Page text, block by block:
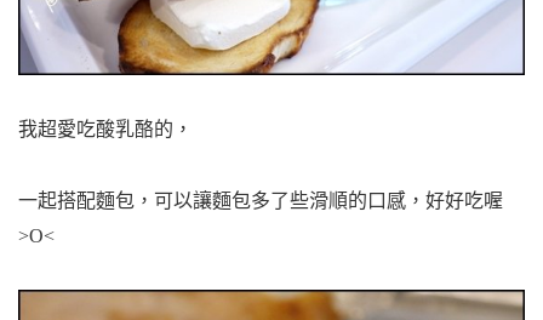
我超愛吃酸乳酪的，
一起搭配麵包，可以讓麵包多了些滑順的口感，好好吃喔
>O<